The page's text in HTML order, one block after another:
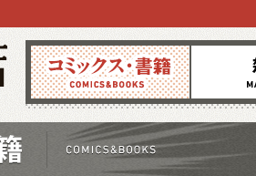
コミックス 雑誌